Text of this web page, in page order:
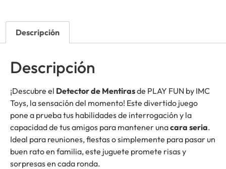
Descripción
Descripción
¡Descubre el Detector de Mentirasde PLAY FUN by IMC
Toys, la sensación del momento! Este divertido juego
pone a prueba tus habilidades de interrogación y la
capacidad de tus amigos para mantener unacara seria.
Ideal para reuniones, fiestas o simplemente para pasar un
buen rato en familia, este juguete promete risas y
sorpresas en cada ronda.